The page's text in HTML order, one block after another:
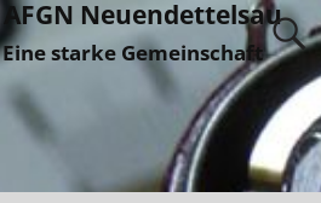
AFGN Neuendettelsau
Eine starke Gemeinschaft